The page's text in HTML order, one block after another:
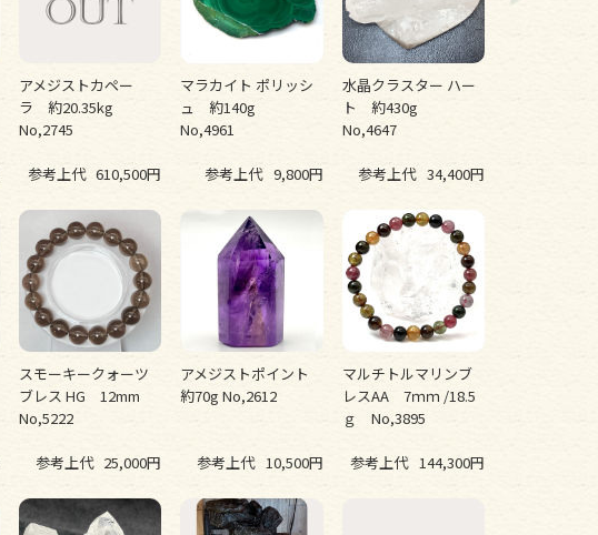
アメジストカペー
ラ 約20.35kg
No,2745
参考上代 610,500円
マラカイト ポリッシ
ュ 約140g
No,4961
参考上代 9,800円
水晶クラスター ハー
ト 約430g
No,4647
参考上代 34,400円
スモーキークォーツ
ブレス HG 12mm
No,5222
参考上代 25,000円
アメジストポイント
約70g No,2612
参考上代 10,500円
マルチトルマリンブ
レスAA 7ｍｍ /18.5
ｇ No,3895
参考上代 144,300円